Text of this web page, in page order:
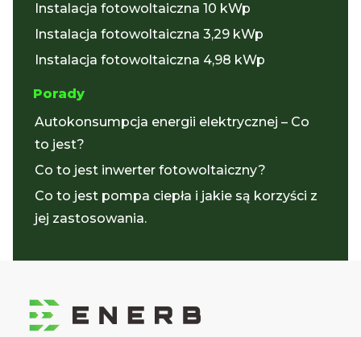
Instalacja fotowoltaiczna 10 kWp
Instalacja fotowoltaiczna 3,29 kWp
Instalacja fotowoltaiczna 4,98 kWp
Porady
Autokonsumpcja energii elektrycznej – Co
to jest?
Co to jest inwerter fotowoltaiczny?
Co to jest pompa ciepła i jakie są korzyści z
jej zastosowania.